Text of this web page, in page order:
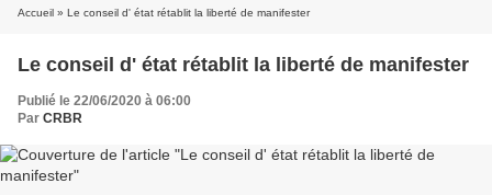
Accueil » Le conseil d' état rétablit la liberté de manifester
Le conseil d' état rétablit la liberté de manifester
Publié le 22/06/2020 à 06:00
Par CRBR